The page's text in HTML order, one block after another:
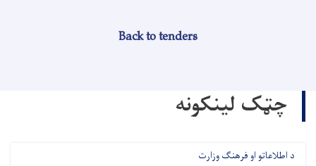
Back to tenders
چټک لینکونه
د اطلاعاتو او فرهنګ وزارت